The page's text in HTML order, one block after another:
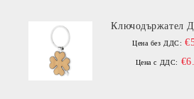
Ключодържател
Цена без ДДС:
Цена с ДДС: